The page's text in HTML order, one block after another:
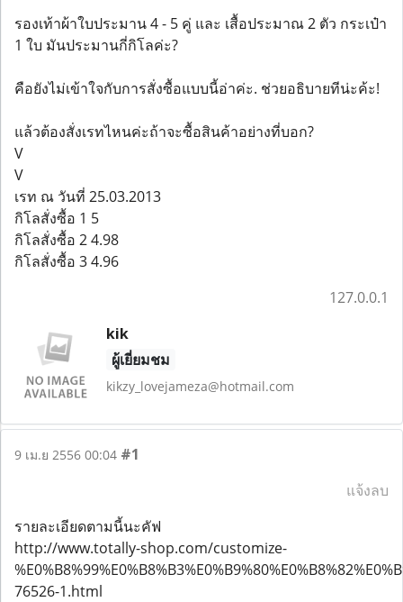
รองเท้าผ้าใบประมาน 4 - 5 คู่ และ เสื้อประมาณ 2 ตัว กระเป๋า
1 ใบ มันประมานกี่กิโลค่ะ?
คือยังไม่เข้าใจกับการสั่งซื้อแบบนี้อ่าค่ะ. ช่วยอธิบายทีน่ะค้ะ!
แล้วต้องสั่งเรทไหนค่ะถ้าจะซื้อสินค้าอย่างที่บอก?
V
V
เรท ณ วันที่ 25.03.2013
กิโลสั่งซื้อ 1 5
กิโลสั่งซื้อ 2 4.98
กิโลสั่งซื้อ 3 4.96
127.0.0.1
kik
ผู้เยี่ยมชม
kikzy_lovejameza@hotmail.com
9 เม.ย 2556 00:04 #1
แจ้งลบ
รายละเอียดตามนี้นะคัฟ
http://www.totally-shop.com/customize-
76526-1.html